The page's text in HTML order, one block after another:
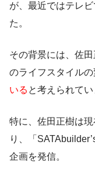
が、最近ではテレ
た。
その背景には、佐
のライフスタイルの
いる と考えられてい
特に、佐田正樹は
り、「
企画を発信。